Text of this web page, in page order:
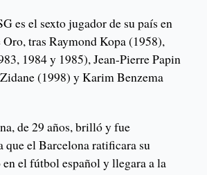
es el sexto jugador de su país en
tras Raymond Kopa (1958),
1984 y 1985), Jean-Pierre Papin
(1998) y Karim Benzema
de 29 años, brilló y fue
que el Barcelona ratificara su
el fútbol español y llegara a la